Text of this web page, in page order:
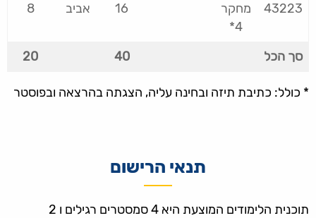
43223
מחקר
4*
16 אביב 8
סך הכל 40
20
* כולל: כתיבת תיזה ובחינה עליה, הצגתה בהרצאה ובפוסטר
תנאי הרישום
תוכנית הלימודים המוצעת היא 4 סמסטרים רגילים ו 2